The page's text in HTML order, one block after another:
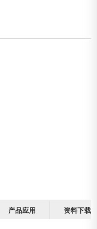
产品应用 资料下载